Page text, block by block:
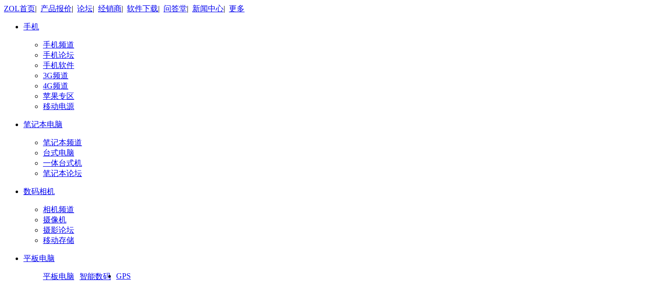
ZOL首页| 产品报价| 论坛| 经销商| 软件下载| 问答堂| 新闻中心| 更多
手机
手机频道
手机论坛
手机软件
3G频道
4G频道
苹果专区
移动电源
笔记本电脑
笔记本频道
台式电脑
一体台式机
笔记本论坛
数码相机
相机频道
摄像机
摄影论坛
移动存储
平板电脑
平板电脑
智能数码
GPS